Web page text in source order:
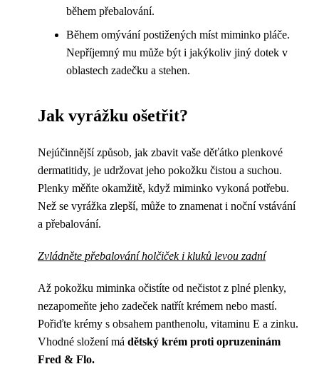
během přebalování.
Během omývání postižených míst miminko pláče.
Nepříjemný mu může být i jakýkoliv jiný dotek v
oblastech zadečku a stehen.
Jak vyrážku ošetřit?
Nejúčinnější způsob, jak zbavit vaše děťátko plenkové
dermatitidy, je udržovat jeho pokožku čistou a suchou.
Plenky měňte okamžitě, když miminko vykoná potřebu.
Než se vyrážka zlepší, může to znamenat i noční vstávání
a přebalování.
Zvládněte přebalování holčiček i kluků levou zadní
Až pokožku miminka očistíte od nečistot z plné plenky,
nezapomeňte jeho zadeček natřít krémem nebo mastí.
Pořiďte krémy s obsahem panthenolu, vitaminu E a zinku.
Vhodné složení má dětský krém proti opruzeninám
Fred & Flo.